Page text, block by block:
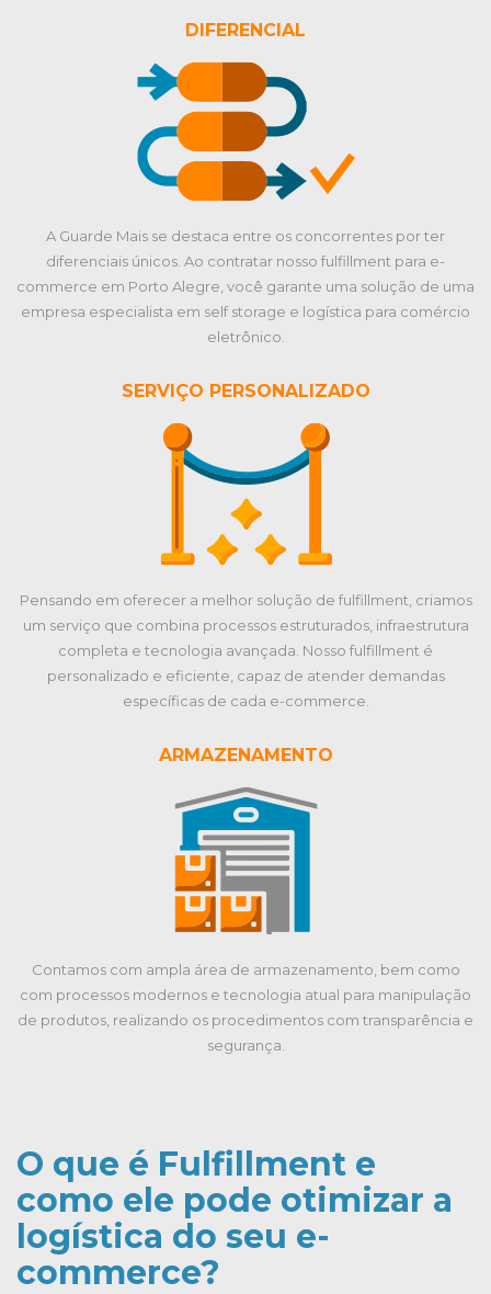
DIFERENCIAL
A Guarde Mais se destaca entre os concorrentes por ter
diferenciais únicos. Ao contratar nosso fulfillment para e-
commerce em Porto Alegre, você garante uma solução de uma
empresa especialista em self storage e logística para comércio
eletrônico.
SERVIÇO PERSONALIZADO
Pensando em oferecer a melhor solução de fulfillment, criamos
um serviço que combina processos estruturados, infraestrutura
completa e tecnologia avançada. Nosso fulfillment é
personalizado e eficiente, capaz de atender demandas
específicas de cada e-commerce.
ARMAZENAMENTO
Contamos com ampla área de armazenamento, bem como
com processos modernos e tecnologia atual para manipulação
de produtos, realizando os procedimentos com transparência e
segurança.
O que é Fulfillment e
como ele pode otimizar a
logística do seu e-
commerce?